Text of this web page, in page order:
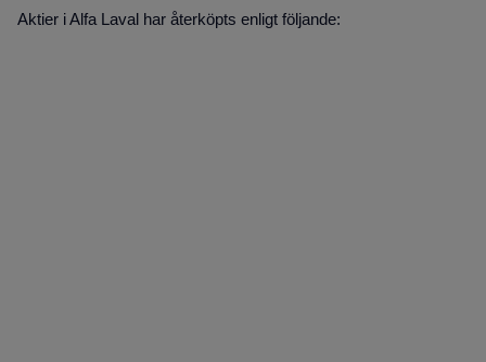
Aktier i Alfa Laval har återköpts enligt följande: